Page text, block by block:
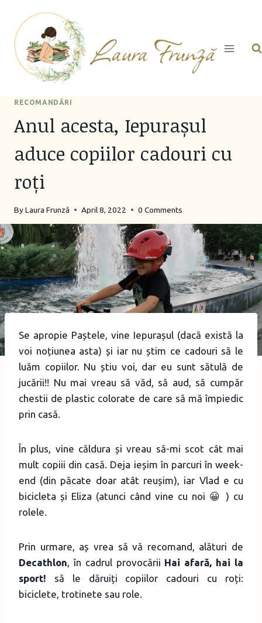
content
RECOMANDĂRI
Anul acesta, Iepurașul
aduce copiilor cadouri cu
roți
ByLaura Frunză April 8, 2022 0 Comments
Se apropie Paștele, vine Iepurașul (dacă există la
voi noțiunea asta) și iar nu știm ce cadouri să le
luăm copiilor. Nu știu voi, dar eu sunt sătulă de
jucării!! Nu mai vreau să văd, să aud, să cumpăr
chestii de plastic colorate de care să mă împiedic
prin casă.
În plus, vine căldura și vreau să-mi scot cât mai
mult copiii din casă. Deja ieșim în parcuri în week-
end (din păcate doar atât reușim), iar Vlad e cu
bicicleta și Eliza (atunci când vine cu noi 😀 ) cu
rolele.
Prin urmare, aș vrea să vă recomand, alături de
Decathlon, în cadrul provocării Hai afară, hai la
sport! să le dăruiți copiilor cadouri cu roți:
biciclete, trotinete sau role.